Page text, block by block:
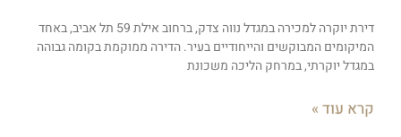
דירת יוקרה למכירה במגדל נווה צדק, ברחוב אילת 59 תל אביב, באחד
המיקומים המבוקשים והייחודיים בעיר. הדירה ממוקמת בקומה גבוהה
במגדל יוקרתי, במרחק הליכה משכונת
קרא עוד »